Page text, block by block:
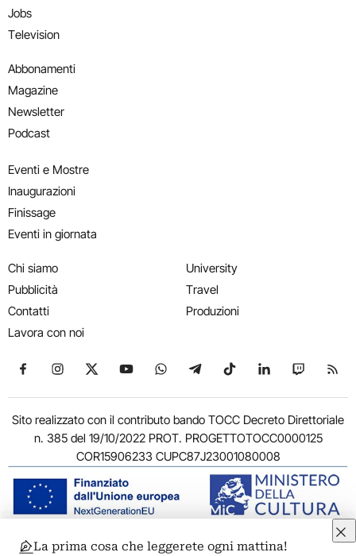
Jobs
Television
Abbonamenti
Magazine
Newsletter
Podcast
Eventi e Mostre
Inaugurazioni
Finissage
Eventi in giornata
Chi siamo
Pubblicità
Contatti
Lavora con noi
University
Travel
Produzioni
Seguici su Facebook
Seguici su Instagram
Seguici su X
Seguici su YouTube
Seguici su WhatsApp
Seguici su Telegram
Seguici su TikTok
Seguici su
Seguici
Sito realizzato con il contributo bando TOCC Decreto Direttoriale
n. 385 del 19/10/2022 PROT. PROGETTOTOCC0000125
COR15906233 CUPC87J23001080008
© 2011-2026 ARTRIBUNE srl – Corso Vittorio Emanuele II, 287 –
La prima cosa che leggerete ogni mattina!